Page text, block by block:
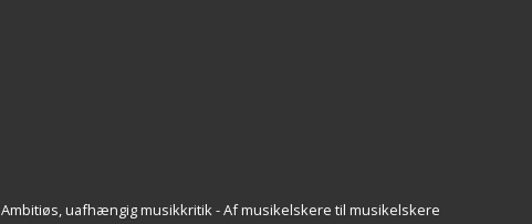
Ambitiøs, uafhængig musikkritik - Af musikelskere til musikelskere